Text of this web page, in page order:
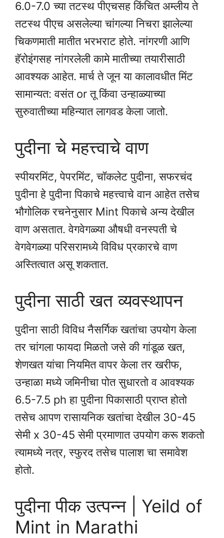
6.0-7.0 च्या तटस्थ पीएचसह किंचित अम्लीय ते
तटस्थ पीएच असलेल्या चांगल्या निचरा झालेल्या
चिकणमाती मातीत भरभराट होते. नांगरणी आणि
हॅरोइंगसह नांगरलेली कामे मातीच्या तयारीसाठी
आवश्यक आहेत. मार्च ते जून या कालावधीत मिंट
सामान्यत: वसंत or तू किंवा उन्हाळ्याच्या
सुरुवातीच्या महिन्यात लागवड केला जातो.
पुदीना चे महत्त्वाचे वाण
स्पीयरमिंट, पेपरमिंट, चॉकलेट पुदीना, सफरचंद
पुदीना हे पुदीना पिकाचे महत्त्वाचे वान आहेत तसेच
भौगोलिक रचनेनुसार Mint पिकाचे अन्य देखील
वाण असतात. वेगवेगळ्या औषधी वनस्पती चे
वेगवेगळ्या परिसरामध्ये विविध प्रकारचे वाण
अस्तित्वात असू शकतात.
पुदीना साठी खत व्यवस्थापन
पुदीना साठी विविध नैसर्गिक खतांचा उपयोग केला
तर चांगला फायदा मिळतो जसे की गांडूळ खत,
शेणखत यांचा नियमित वापर केला तर खरीफ,
उन्हाळा मध्ये जमिनीचा पोत सुधारतो व आवश्यक
6.5-7.5 ph हा पुदीना पिकासाठी प्राप्त होतो
तसेच आपण रासायनिक खतांचा देखील 30-45
सेमी x 30-45 सेमी प्रमाणात उपयोग करू शकतो
त्यामध्ये नत्र, स्फुरद तसेच पालाश चा समावेश
होतो.
पुदीना पीक उत्पन्न | Yeild of
Mint in Marathi